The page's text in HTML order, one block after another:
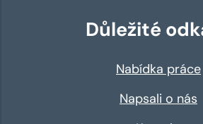
Důležité
Nabídka práce
Napsali o nás